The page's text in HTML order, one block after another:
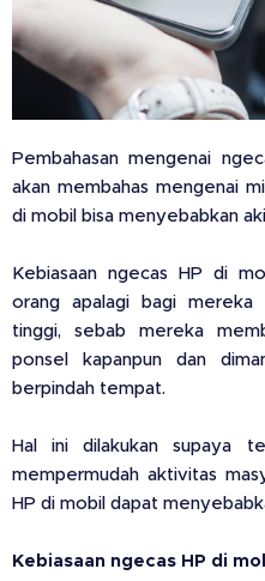
Pembahasan mengenai
akan membahas mengenai
di mobil bisa menyebabkan
Kebiasaan ngecas HP di
orang apalagi bagi
tinggi, sebab mereka
ponsel kapanpun dan
berpindah tempat.
Hal ini dilakukan supaya
mempermudah aktivitas
HP di mobil dapat
Kebiasaan ngecas HP di